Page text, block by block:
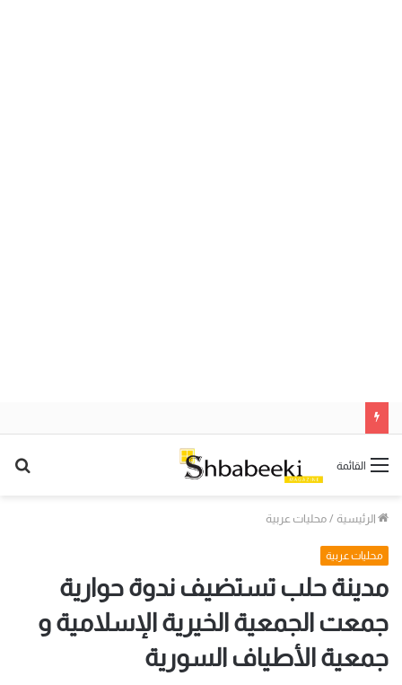
القائمة
الرئيسية / محليات عربية
محليات عربية
مدينة حلب تستضيف ندوة حوارية
جمعت الجمعية الخيرية الإسلامية و
جمعية الأطياف السورية